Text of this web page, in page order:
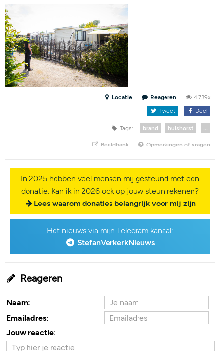
Locatie Reageren
4.739x
Tweet
Deel
Tags: brand hulshorst
Beeldbank Opmerkingen of vragen
In 2025 hebben veel mensen mij gesteund met een
donatie. Kan ik in 2026 ook op jouw steun rekenen?
Lees waarom donaties belangrijk voor mij zijn
Het nieuws via mijn Telegram kanaal:
StefanVerkerkNieuws
Reageren
Naam:
Emailadres:
Jouw reactie: